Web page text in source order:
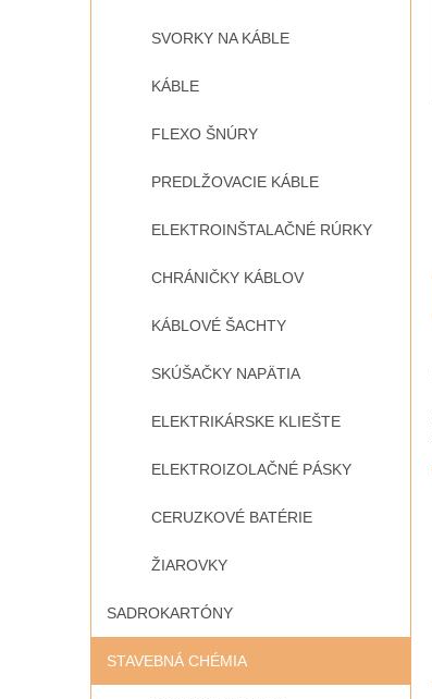
SVORKY NA KÁBLE
KÁBLE
FLEXO ŠNÚRY
PREDLŽOVACIE KÁBLE
ELEKTROINŠTALAČNÉ RÚRKY
CHRÁNIČKY KÁBLOV
KÁBLOVÉ ŠACHTY
SKÚŠAČKY NAPÄTIA
ELEKTRIKÁRSKE KLIEŠTE
ELEKTROIZOLAČNÉ PÁSKY
CERUZKOVÉ BATÉRIE
ŽIAROVKY
SADROKARTÓNY
STAVEBNÁ CHÉMIA